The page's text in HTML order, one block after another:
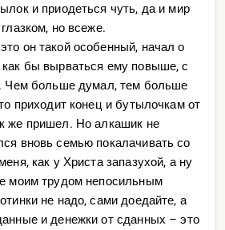
на
...*уй там,не угадали, не
внутренний каннибализм и без
— в это не хотелось
заключался в
денег, нажитых в 00-ые,
жизни, тут даже статистика
Ну а примером будут все те же
плюс усиление финн контроля,
(в моей теме платон,
тахографы) –карман
изрядно и все интенсивнее, а в
и приодеться чуть, да и мир
но всеже.
он такой особенный, начал о
бы вырваться ему повыше, с
Чем больше думал, тем больше
приходит конец и бутылочкам от
же пришел. Но алкашик не
вновь семью покалачивать со
как у Христа запазухой, а ну
моим трудом непосильным
не надо, сами доедайте, а
и денежки от сданных – это